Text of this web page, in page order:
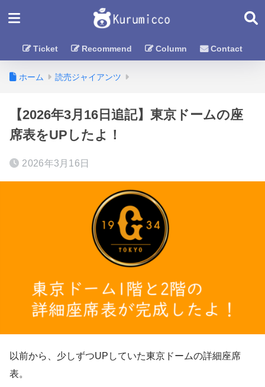
Ticket Recommend Column Contact
ホーム 読売ジャイアンツ
【2026年3月16日追記】東京ドームの座
席表をUPしたよ！
2026年3月16日
以前から、少しずつUPしていた東京ドームの詳細座席
表。